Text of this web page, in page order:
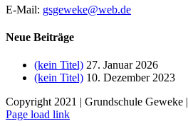
E-Mail: gsgeweke@web.de
Neue Beiträge
(kein Titel) 27. Januar 2026
(kein Titel) 10. Dezember 2023
Copyright 2021 | Grundschule Geweke |
Page load link